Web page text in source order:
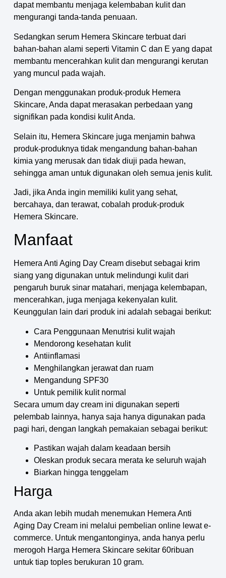
dapat membantu menjaga kelembaban kulit dan
mengurangi tanda-tanda penuaan.
Sedangkan serum Hemera Skincare terbuat dari
bahan-bahan alami seperti Vitamin C dan E yang dapat
membantu mencerahkan kulit dan mengurangi kerutan
yang muncul pada wajah.
Dengan menggunakan produk-produk Hemera
Skincare, Anda dapat merasakan perbedaan yang
signifikan pada kondisi kulit Anda.
Selain itu, Hemera Skincare juga menjamin bahwa
produk-produknya tidak mengandung bahan-bahan
kimia yang merusak dan tidak diuji pada hewan,
sehingga aman untuk digunakan oleh semua jenis kulit.
Jadi, jika Anda ingin memiliki kulit yang sehat,
bercahaya, dan terawat, cobalah produk-produk
Hemera Skincare.
Manfaat
Hemera Anti Aging Day Cream disebut sebagai krim
siang yang digunakan untuk melindungi kulit dari
pengaruh buruk sinar matahari, menjaga kelembapan,
mencerahkan, juga menjaga kekenyalan kulit.
Keunggulan lain dari produk ini adalah sebagai berikut:
Cara Penggunaan Menutrisi kulit wajah
Mendorong kesehatan kulit
Antiinflamasi
Menghilangkan jerawat dan ruam
Mengandung SPF30
Untuk pemilik kulit normal
Secara umum day cream ini digunakan seperti
pelembab lainnya, hanya saja hanya digunakan pada
pagi hari, dengan langkah pemakaian sebagai berikut:
Pastikan wajah dalam keadaan bersih
Oleskan produk secara merata ke seluruh wajah
Biarkan hingga tenggelam
Harga
Anda akan lebih mudah menemukan Hemera Anti
Aging Day Cream ini melalui pembelian online lewat e-
commerce. Untuk mengantonginya, anda hanya perlu
merogoh Harga Hemera Skincare sekitar 60ribuan
untuk tiap toples berukuran 10 gram.